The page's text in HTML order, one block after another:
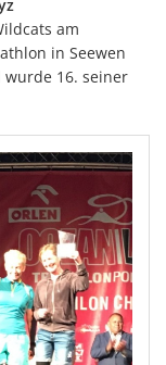
am
in Seewen
16. seiner